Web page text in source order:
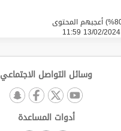
13/02/2024 11:59
وسائل التواصل الاجتماعي
أدوات المساعدة